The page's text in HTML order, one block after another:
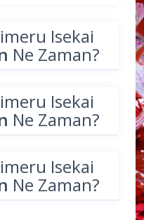
Isekai
Ne Zaman?
Isekai
Ne Zaman?
Isekai
Ne Zaman?